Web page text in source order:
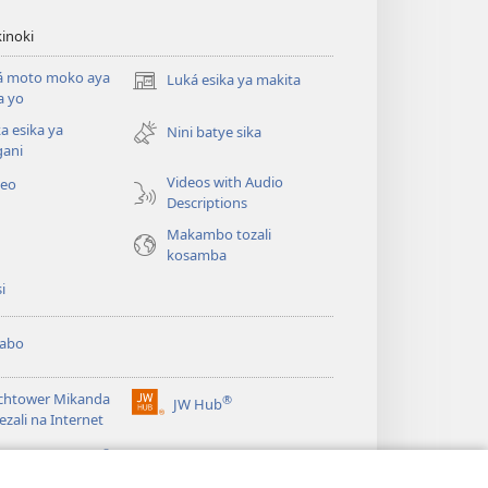
moto moko aya
yo
Luká esika ya makita
(fungolá
mosusu)
esika ya
Nini batye sika
Videos with Audio
Descriptions
Makambo tozali
kosamba
Mikanda
na Internet
JW Hub®
(fungolá
mosusu)
®